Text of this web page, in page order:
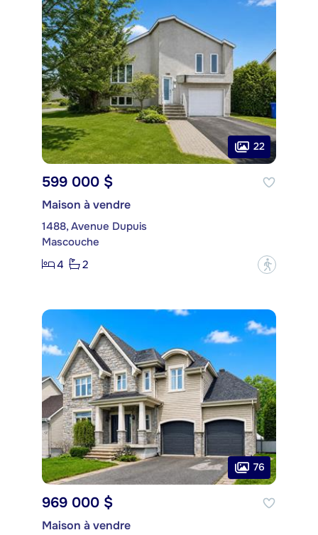
22
599 000 $
Maison à vendre
1488, Avenue Dupuis
Mascouche
4
2 ?
76
969 000 $
Maison à vendre